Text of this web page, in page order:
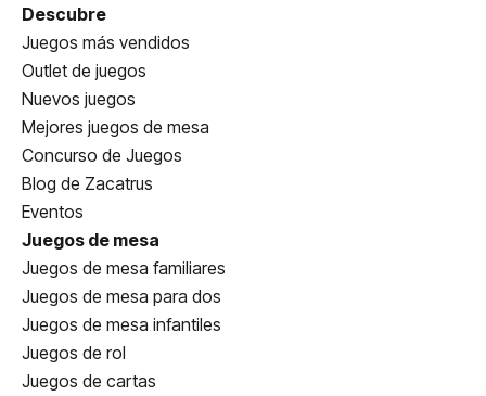
Descubre
Juegos más vendidos
Outlet de juegos
Nuevos juegos
Mejores juegos de mesa
Concurso de Juegos
Blog de Zacatrus
Eventos
Juegos de mesa
Juegos de mesa familiares
Juegos de mesa para dos
Juegos de mesa infantiles
Juegos de rol
Juegos de cartas